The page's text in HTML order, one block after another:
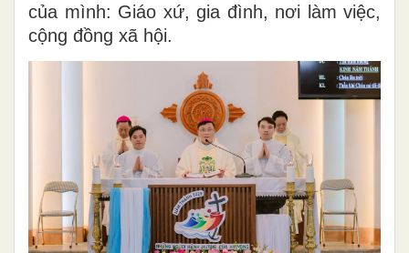
của mình: Giáo xứ, gia đình, nơi làm việc,
cộng đồng xã hội.